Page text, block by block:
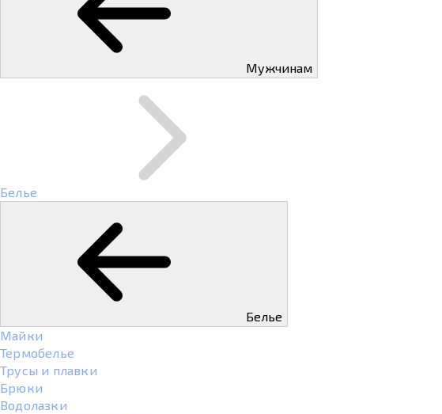
Мужчинам
Белье
Белье
Майки
Термобелье
Трусы и плавки
Брюки
Водолазки